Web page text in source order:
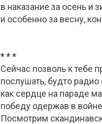
в наказание за осень и
и особенно за весну,
* * *
Сейчас позволь к тебе
послушать, будто
как сердце на параде
победу одержав в
Посмотрим